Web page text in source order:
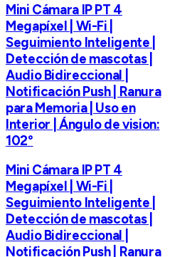
Mini Cámara IP PT 4
Megapíxel | Wi-Fi |
Seguimiento Inteligente |
Detección de mascotas |
Audio Bidireccional |
Notificación Push | Ranura
para Memoria | Uso en
Interior | Ángulo de vision:
102°
Mini Cámara IP PT 4
Megapíxel | Wi-Fi |
Seguimiento Inteligente |
Detección de mascotas |
Audio Bidireccional |
Notificación Push | Ranura